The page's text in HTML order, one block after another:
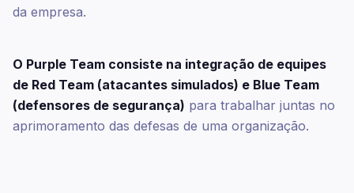
da empresa.
O Purple Team consiste na integração de equipes
de Red Team (atacantes simulados) e Blue Team
(defensores de segurança) para trabalhar juntas no
aprimoramento das defesas de uma organização.